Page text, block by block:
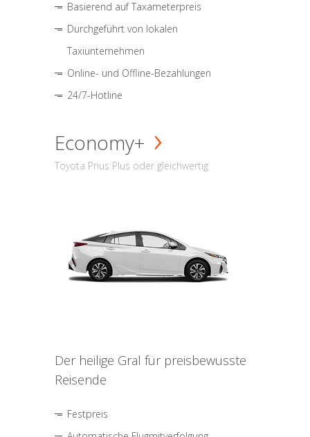
Basierend auf Taxameterpreis
Durchgeführt von lokalen
Taxiunternehmen
Online- und Offline-Bezahlungen
24/7-Hotline
Economy+
Toyota Prius Plus oder gleichwertig
Der heilige Gral für preisbewusste
Reisende
Festpreis